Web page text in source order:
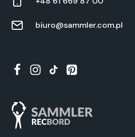
biuro@sammler.com.pl